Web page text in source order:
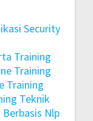
Security
Training
Training
Training
Teknik
Nlp